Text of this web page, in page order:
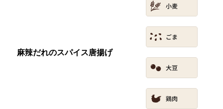
麻辣だれのスパイス唐揚げ